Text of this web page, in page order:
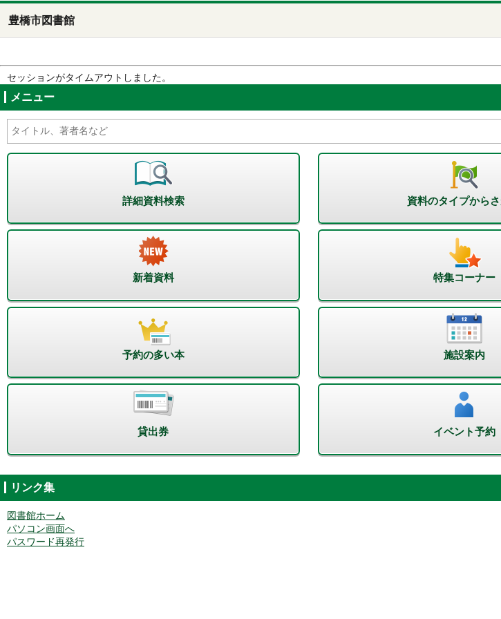
豊橋市図書館
セッションがタイムアウトしました。
メニュー
詳細資料検索 資料のタイプから
新着資料 特集コーナー
予約の多い本 施設案内
貸出券 イベント予約
リンク集
図書館ホーム
パソコン画面へ
パスワード再発行